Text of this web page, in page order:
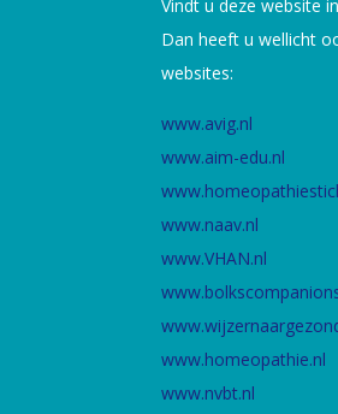
Vindt u deze website
Dan heeft u wellicht
websites:
www.avig.nl
www.aim-edu.nl
www.naav.nl
www.VHAN.nl
www.homeopathie.nl
www.nvbt.nl